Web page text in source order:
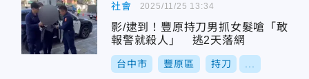
社會
影/逮到！豐原持刀男抓女髮嗆「敢
報警就殺人」 逃2天落網
台中市 豐原區 持刀
2025/11/25 13:34